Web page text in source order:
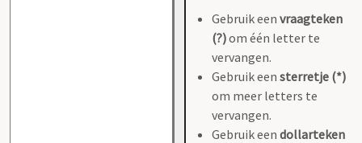
Gebruik een vraagteken
(?)om één letter te
vervangen.
Gebruik een sterretje (*)
om meer letters te
vervangen.
Gebruik een dollarteken